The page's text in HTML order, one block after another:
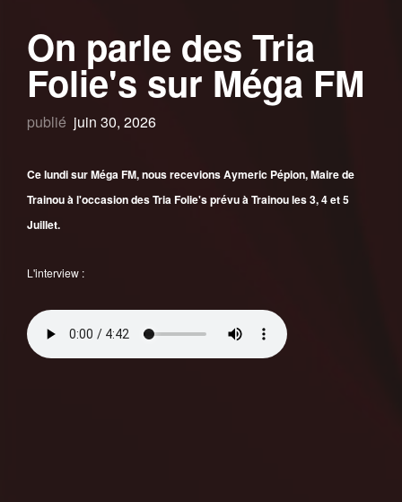
On parle des Tria
Folie's sur Méga FM
publié juin 30, 2026
Ce lundi sur Méga FM, nous recevions Aymeric Pépion, Maire de
Trainou à l'occasion des Tria Folie's prévu à Trainou les 3, 4 et 5
Juillet.
L'interview :